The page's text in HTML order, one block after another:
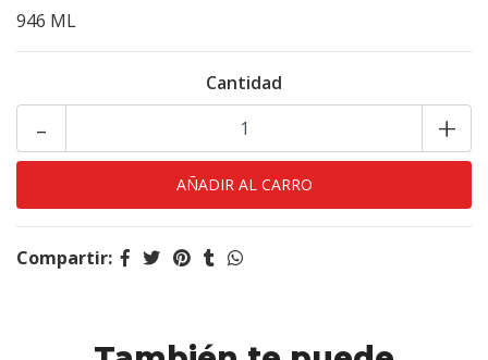
946 ML
Cantidad
+
-
Compartir: